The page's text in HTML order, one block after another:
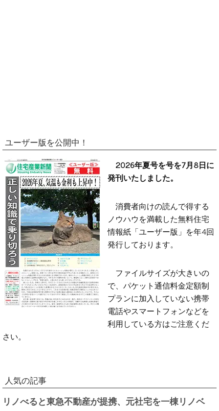
ユーザー版を公開中！
2026年夏号を号を7月8日に
発刊いたしました。
消費者向けの読んで得する
ノウハウを満載した無料住宅
情報紙「ユーザー版」を年4回
発行しております。
ファイルサイズが大きいの
で、パケット通信料金定額制
プランに加入していない携帯
電話やスマートフォンなどを
利用している方はご注意くだ
さい。
人気の記事
リノべると東急不動産が提携、元社宅を一棟リノベ